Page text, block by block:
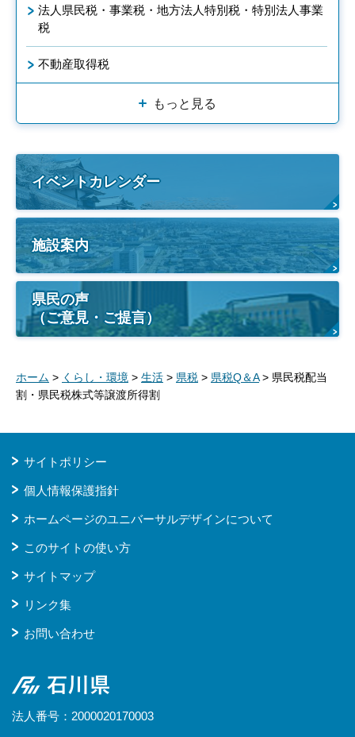
法人県民税・事業税・地方法人特別税・特別法人事業
税
不動産取得税
もっと見る
イベントカレンダー
施設案内
県民の声
（ご意見・ご提言）
ホーム > くらし・環境 > 生活 > 県税 > 県税Q＆A> 県民税配当
割・県民税株式等譲渡所得割
サイトポリシー
個人情報保護指針
ホームページのユニバーサルデザインについて
このサイトの使い方
サイトマップ
リンク集
お問い合わせ
石川県
法人番号：2000020170003